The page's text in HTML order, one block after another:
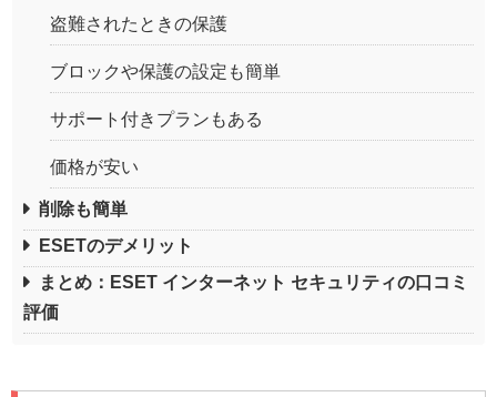
盗難されたときの保護
ブロックや保護の設定も簡単
サポート付きプランもある
価格が安い
削除も簡単
ESETのデメリット
まとめ：ESET インターネット セキュリティの口コミ
評価